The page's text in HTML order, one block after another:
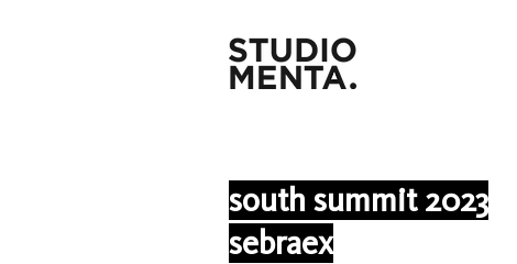
south summit 2023
sebraex